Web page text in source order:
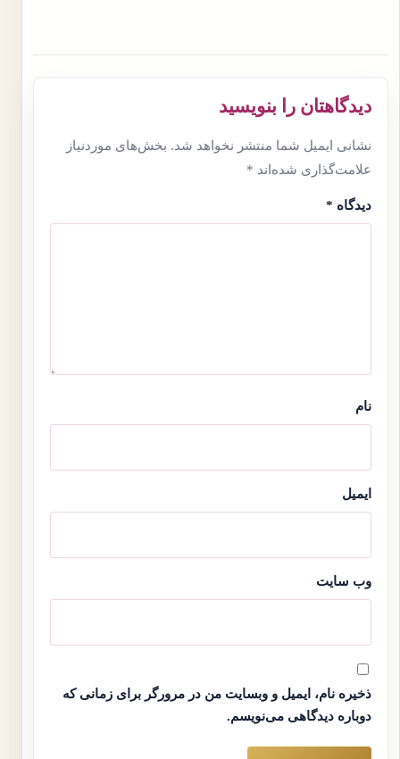
دیدگاهتان را بنویسید
نشانی ایمیل شما منتشر نخواهد شد. بخش‌های موردنیاز
علامت‌گذاری شده‌اند *
دیدگاه *
نام
ایمیل
وب‌ سایت
ذخیره نام، ایمیل و وبسایت من در مرورگر برای زمانی که
دوباره دیدگاهی می‌نویسم.